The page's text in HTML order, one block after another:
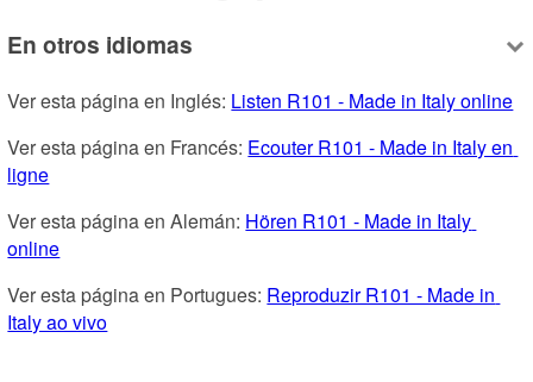
En otros idiomas
Ver esta página en Inglés: Listen R101 - Made in Italy online
Ver esta página en Francés: Ecouter R101 - Made in Italy en
ligne
Ver esta página en Alemán: Hören R101 - Made in Italy
online
Ver esta página en Portugues: Reproduzir R101 - Made in
Italy ao vivo